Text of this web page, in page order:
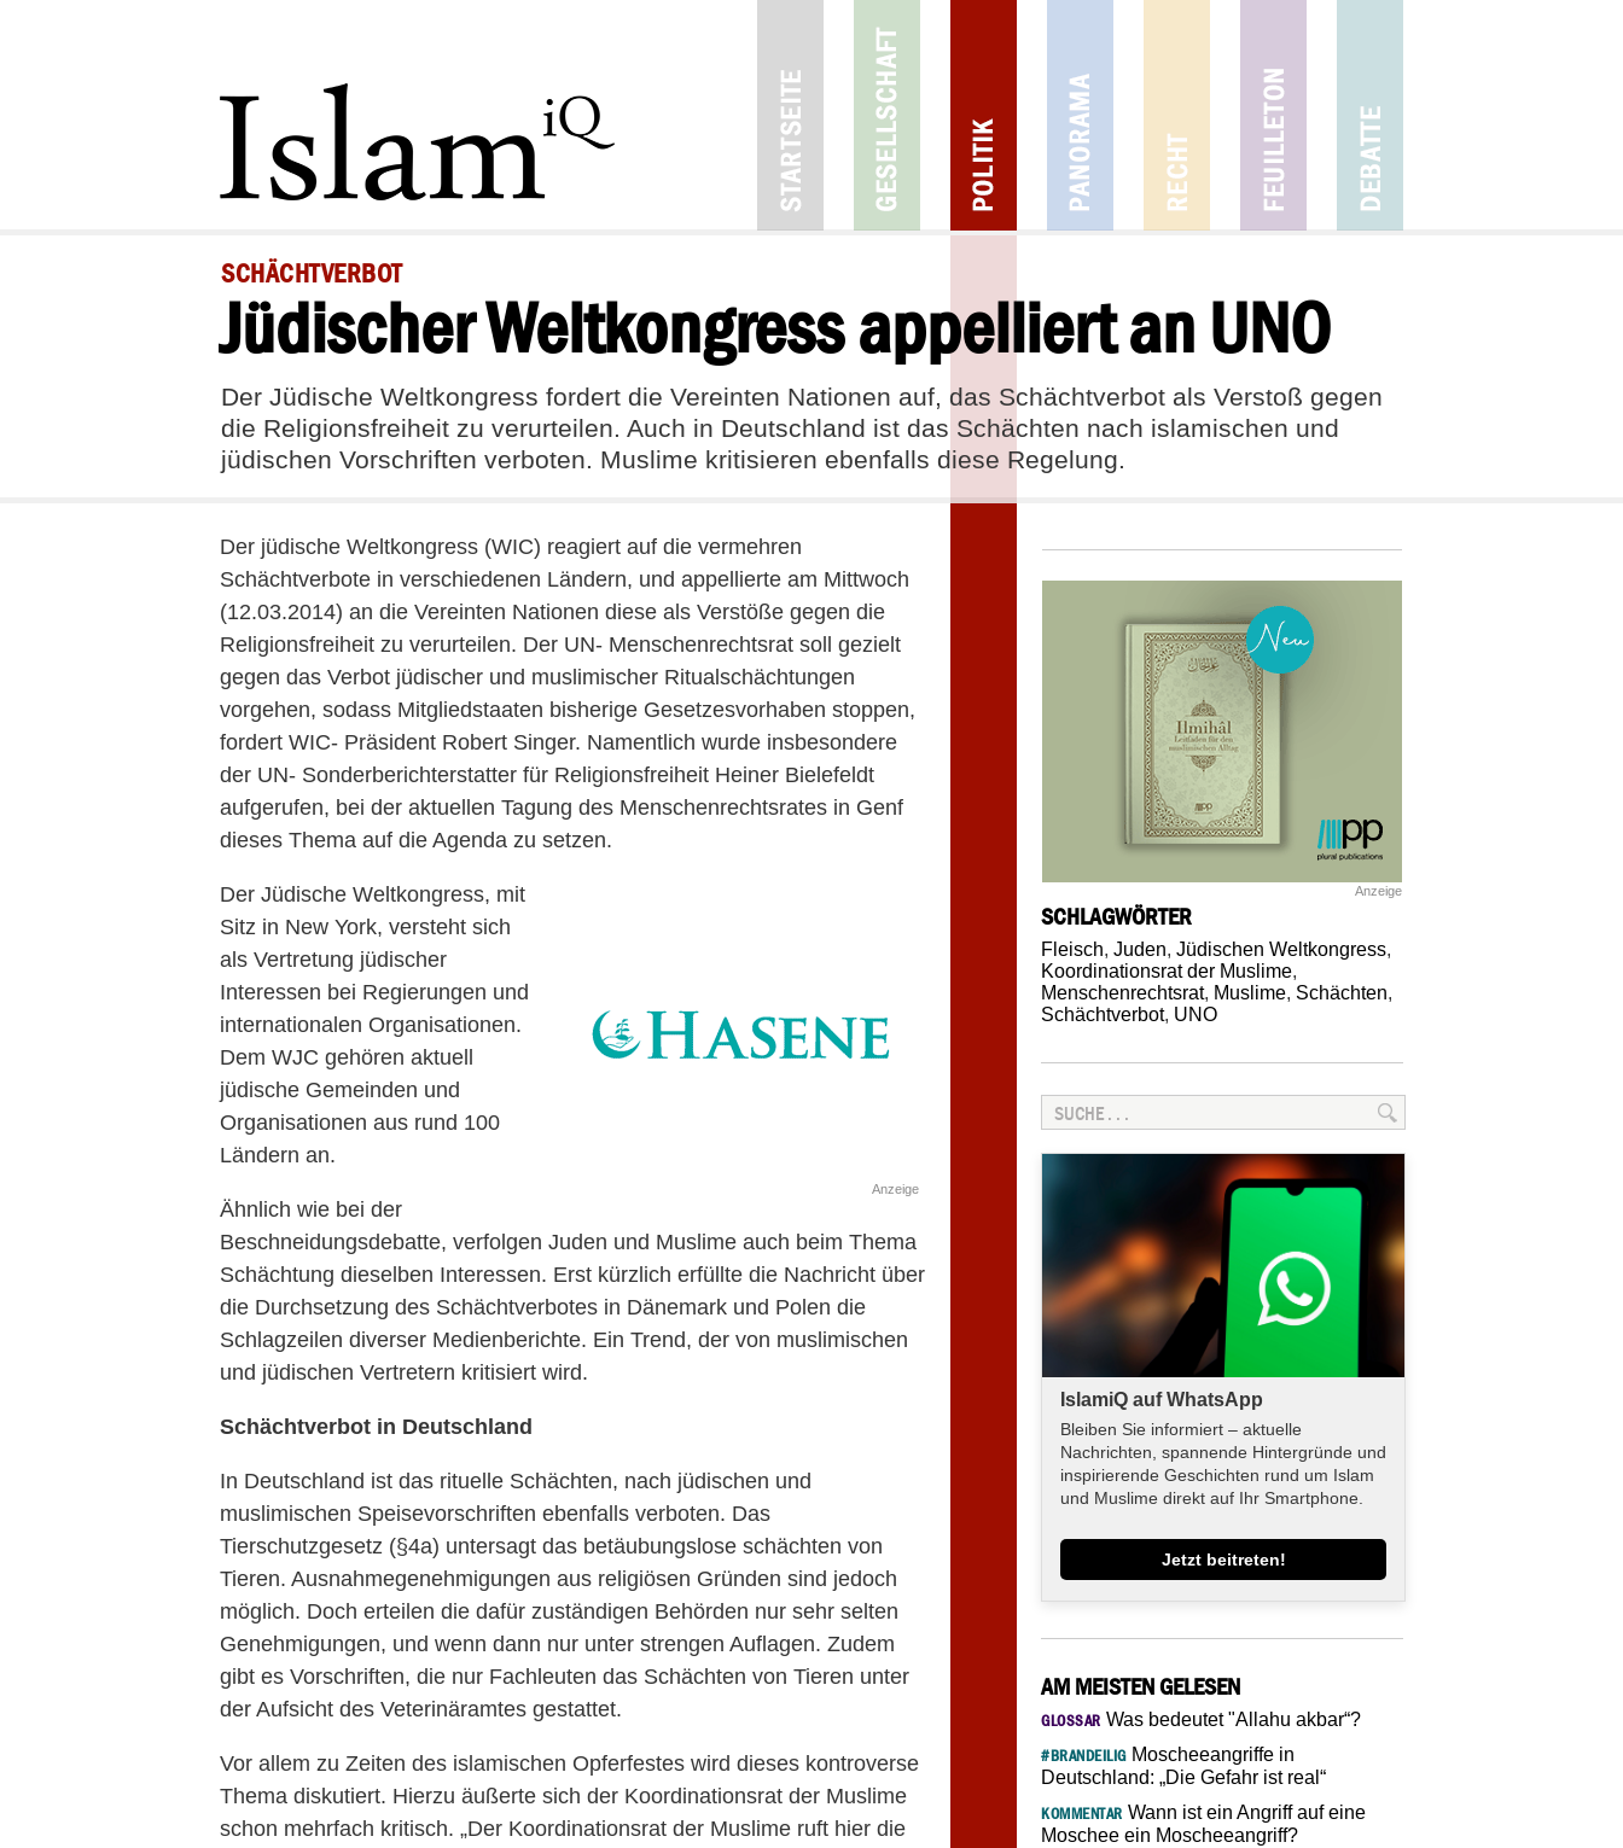
SCHÄCHTVERBOT
Jüdischer Weltkongress appelliert an UNO
Der Jüdische Weltkongress fordert die Vereinten Nationen auf, das Schächtverbot als Verstoß gegen
die Religionsfreiheit zu verurteilen. Auch in Deutschland ist das Schächten nach islamischen und
jüdischen Vorschriften verboten. Muslime kritisieren ebenfalls diese Regelung.
Der jüdische Weltkongress (WIC) reagiert auf die vermehren
Schächtverbote in verschiedenen Ländern, und appellierte am Mittwoch
(12.03.2014) an die Vereinten Nationen diese als Verstöße gegen die
Religionsfreiheit zu verurteilen. Der UN- Menschenrechtsrat soll gezielt
gegen das Verbot jüdischer und muslimischer Ritualschächtungen
vorgehen, sodass Mitgliedstaaten bisherige Gesetzesvorhaben stoppen,
fordert WIC- Präsident Robert Singer. Namentlich wurde insbesondere
der UN- Sonderberichterstatter für Religionsfreiheit Heiner Bielefeldt
aufgerufen, bei der aktuellen Tagung des Menschenrechtsrates in Genf
dieses Thema auf die Agenda zu setzen.
Anzeige
Der Jüdische Weltkongress, mit
Sitz in New York, versteht sich
als Vertretung jüdischer
Interessen bei Regierungen und
internationalen Organisationen.
Dem WJC gehören aktuell
jüdische Gemeinden und
Organisationen aus rund 100
Ländern an.
Ähnlich wie bei der
Beschneidungsdebatte, verfolgen Juden und Muslime auch beim Thema
Schächtung dieselben Interessen. Erst kürzlich erfüllte die Nachricht über
die Durchsetzung des Schächtverbotes in Dänemark und Polen die
Schlagzeilen diverser Medienberichte. Ein Trend, der von muslimischen
und jüdischen Vertretern kritisiert wird.
Schächtverbot in Deutschland
In Deutschland ist das rituelle Schächten, nach jüdischen und
muslimischen Speisevorschriften ebenfalls verboten. Das
Tierschutzgesetz (§4a) untersagt das betäubungslose schächten von
Tieren. Ausnahmegenehmigungen aus religiösen Gründen sind jedoch
möglich. Doch erteilen die dafür zuständigen Behörden nur sehr selten
Genehmigungen, und wenn dann nur unter strengen Auflagen. Zudem
gibt es Vorschriften, die nur Fachleuten das Schächten von Tieren unter
der Aufsicht des Veterinäramtes gestattet.
Vor allem zu Zeiten des islamischen Opferfestes wird dieses kontroverse
Thema diskutiert. Hierzu äußerte sich der Koordinationsrat der Muslime
schon mehrfach kritisch. „Der Koordinationsrat der Muslime ruft hier die
Anzeige
SCHLAGWÖRTER
Fleisch, Juden, Jüdischen Weltkongress,
Koordinationsrat der Muslime,
Menschenrechtsrat, Muslime, Schächten,
Schächtverbot, UNO
IslamiQ auf WhatsApp
Bleiben Sie informiert – aktuelle
Nachrichten, spannende Hintergründe und
inspirierende Geschichten rund um Islam
und Muslime direkt auf Ihr Smartphone.
Jetzt beitreten!
AM MEISTEN GELESEN
GLOSSAR Was bedeutet "Allahu akbar“?
#BRANDEILIGMoscheeangriffe in
Deutschland: „Die Gefahr ist real“
KOMMENTAR Wann ist ein Angriff auf eine
Moschee ein Moscheeangriff?